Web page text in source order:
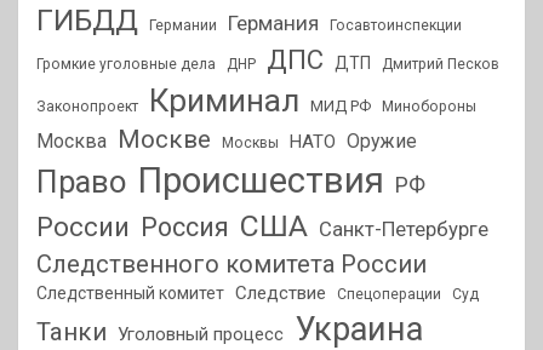
ГИБДД Германии Германия Госавтоинспекции
Громкие уголовные дела ДНР ДПС ДТП Дмитрий Песков
Законопроект Криминал МИД РФ Минобороны
Москва Москве Москвы НАТО Оружие
Право Происшествия РФ
России Россия США Санкт-Петербурге
Следственного комитета России
Следственный комитет Следствие Спецоперации Суд
Танки Уголовный процесс Украина